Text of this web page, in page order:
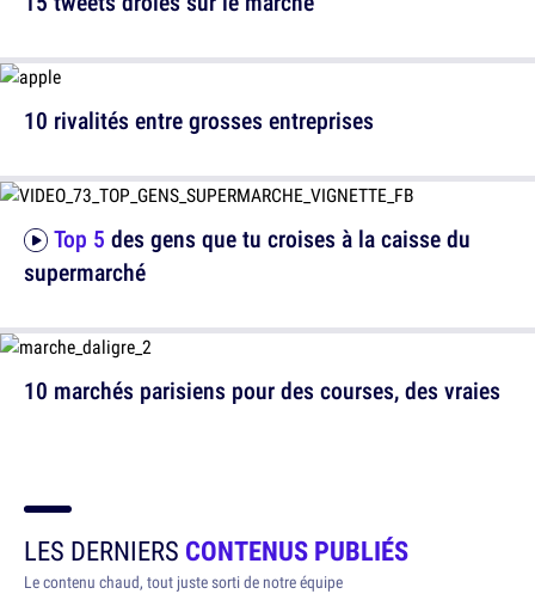
10 marchés parisiens pour des courses, des vraies
10 rivalités entre grosses entreprises
Top 5 des gens que tu croises à la caisse du
supermarché
LES DERNIERS CONTENUS PUBLIÉS
Le contenu chaud, tout juste sorti de notre équipe